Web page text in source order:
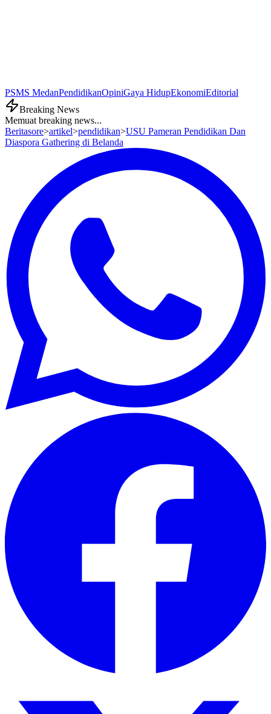
PSMS MedanPendidikanOpiniGaya HidupEkonomiEditorial
Breaking News
Memuat breaking news...
Beritasore>artikel>pendidikan>USU Pameran Pendidikan Dan
Diaspora Gathering di Belanda